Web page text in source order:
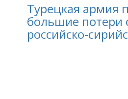
Турецкая армия
большие потери
российско-